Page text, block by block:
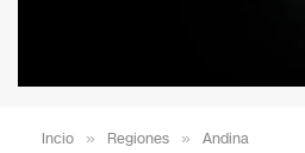
Incio » Regiones » Andina